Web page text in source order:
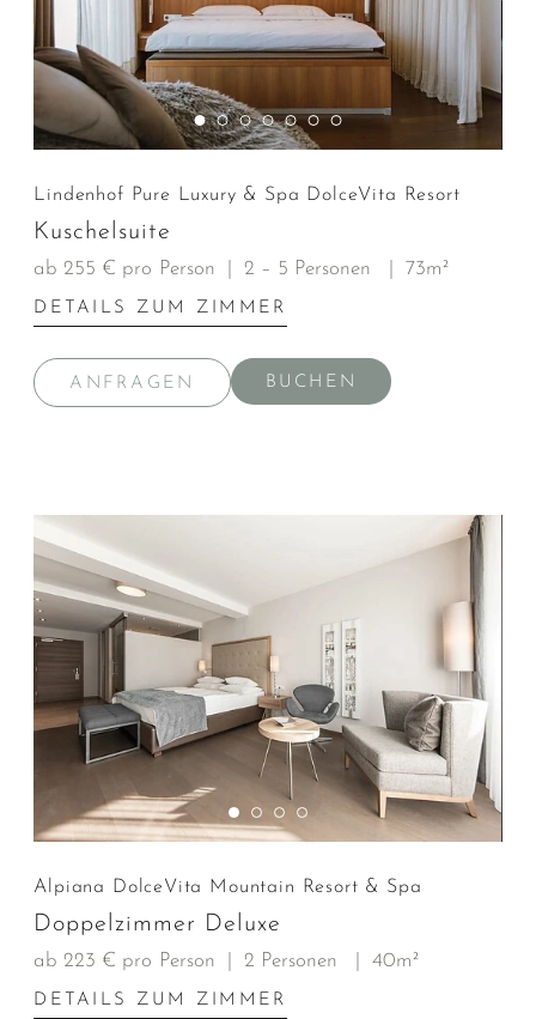
Lindenhof Pure Luxury & Spa DolceVita Resort
Kuschelsuite
ab 255 € pro Person 2 – 5 Personen 73m²
DETAILS ZUM ZIMMER
ANFRAGEN BUCHEN
Alpiana DolceVita Mountain Resort & Spa
Doppelzimmer Deluxe
ab 223 € pro Person 2 Personen 40m²
DETAILS ZUM ZIMMER